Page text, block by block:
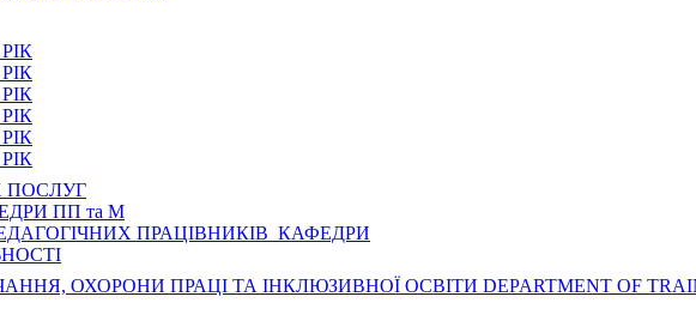
ПОСЛУГ
ПП та М
ПРАЦІВНИКІВ КАФЕДРИ
ОХОРОНИ ПРАЦІ ТА ІНКЛЮЗИВНОЇ ОСВІТИ DEPARTMENT OF